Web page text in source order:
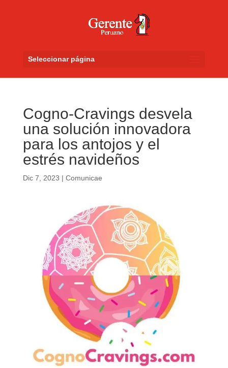
Seleccionar página
Cogno-Cravings desvela
una solución innovadora
para los antojos y el
estrés navideños
Dic 7, 2023 | Comunicae